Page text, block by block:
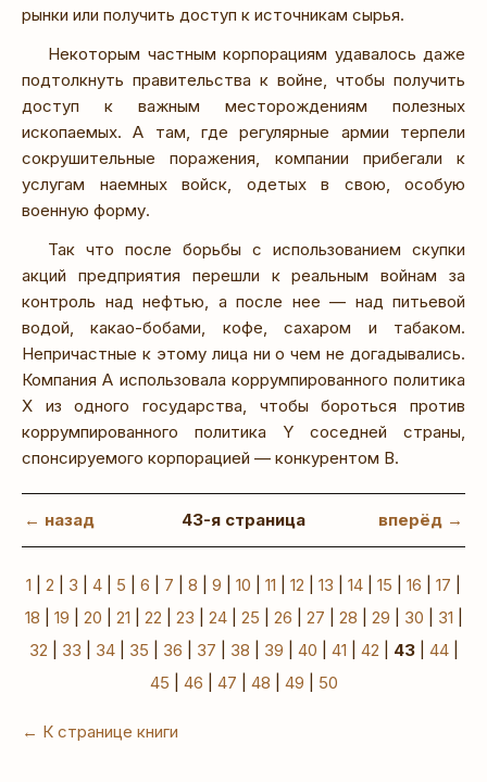
рынки или получить доступ к источникам сырья.
Некоторым частным корпорациям удавалось даже
подтолкнуть правительства к войне, чтобы получить
доступ к важным месторождениям полезных
ископаемых. А там, где регулярные армии терпели
сокрушительные поражения, компании прибегали к
услугам наемных войск, одетых в свою, особую
военную форму.
Так что после борьбы с использованием скупки
акций предприятия перешли к реальным войнам за
контроль над нефтью, а после нее — над питьевой
водой, какао-бобами, кофе, сахаром и табаком.
Непричастные к этому лица ни о чем не догадывались.
Компания А использовала коррумпированного политика
X из одного государства, чтобы бороться против
коррумпированного политика Y соседней страны,
спонсируемого корпорацией — конкурентом В.
← назад 43-я страница вперёд →
1 2 3 4 5 6 7 8 9 10 11 12 13 14 15 16 17
18
19 20 21 22 23 24| 25 26 27 28 29 30 31
32
33 34| 35 36 37 38 39 40 41 42 43| 44|
45
46 47 48 49 50
← К странице книги